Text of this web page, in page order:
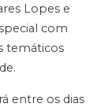
Lopes e
com
temáticos
entre os dias